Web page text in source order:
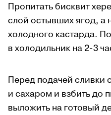
Пропитать бисквит
слой остывших ягод, а
холодного кастарда.
в холодильник на 2-3
Перед подачей сливки
и сахаром и взбить до
выложить на готовый